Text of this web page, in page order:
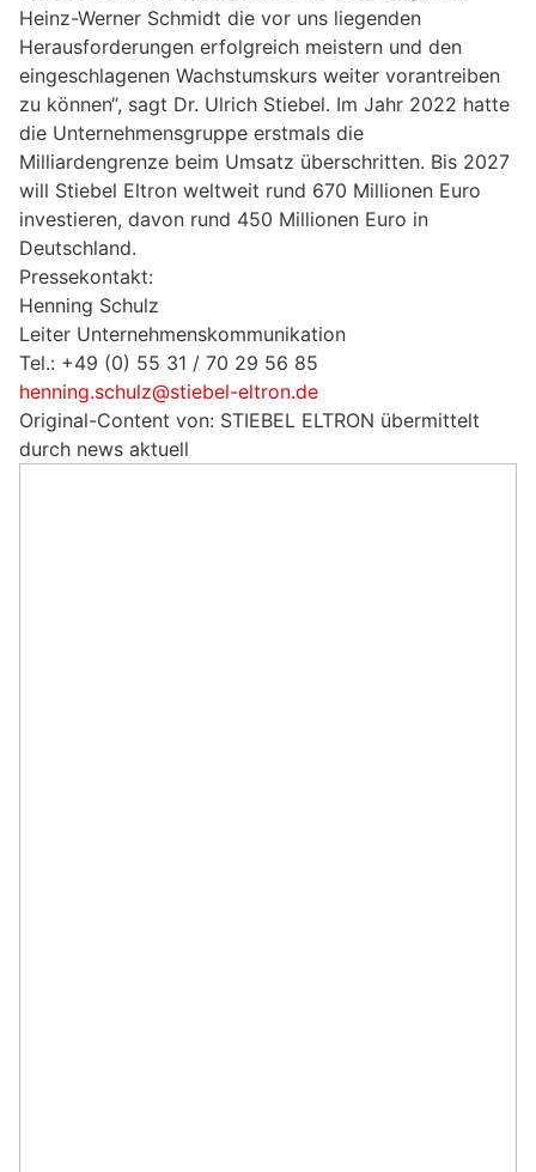
Heinz-Werner Schmidt die vor uns liegenden
Herausforderungen erfolgreich meistern und den
eingeschlagenen Wachstumskurs weiter vorantreiben
zu können“, sagt Dr. Ulrich Stiebel. Im Jahr 2022 hatte
die Unternehmensgruppe erstmals die
Milliardengrenze beim Umsatz überschritten. Bis 2027
will Stiebel Eltron weltweit rund 670 Millionen Euro
investieren, davon rund 450 Millionen Euro in
Deutschland.
Pressekontakt:
Henning Schulz
Leiter Unternehmenskommunikation
Tel.: +49 (0) 55 31 / 70 29 56 85
henning.schulz@stiebel-eltron.de
Original-Content von: STIEBEL ELTRON übermittelt
durch news aktuell